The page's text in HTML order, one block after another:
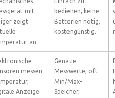
mit
zeigt
an.
bedienen, keine
Batterien nötig,
kostengünstig.
messen
Anzeige.
Genaue
Messwerte, oft
Min/Max-
Speicher,